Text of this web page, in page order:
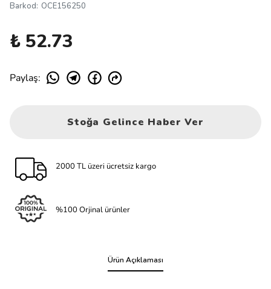
Barkod: OCE156250
₺ 52.73
Paylaş:
Stoğa Gelince Haber Ver
2000 TL üzeri ücretsiz kargo
%100 Orjinal ürünler
Ürün Açıklaması